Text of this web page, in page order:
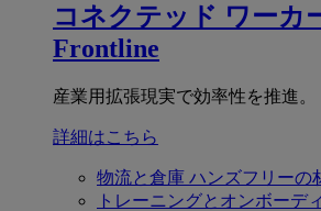
コネクテッド ワーカ
Frontline
産業用拡張現実で効率性を推進。
詳細はこちら
物流と倉庫 ハンズフリーの
トレーニングとオンボーデ